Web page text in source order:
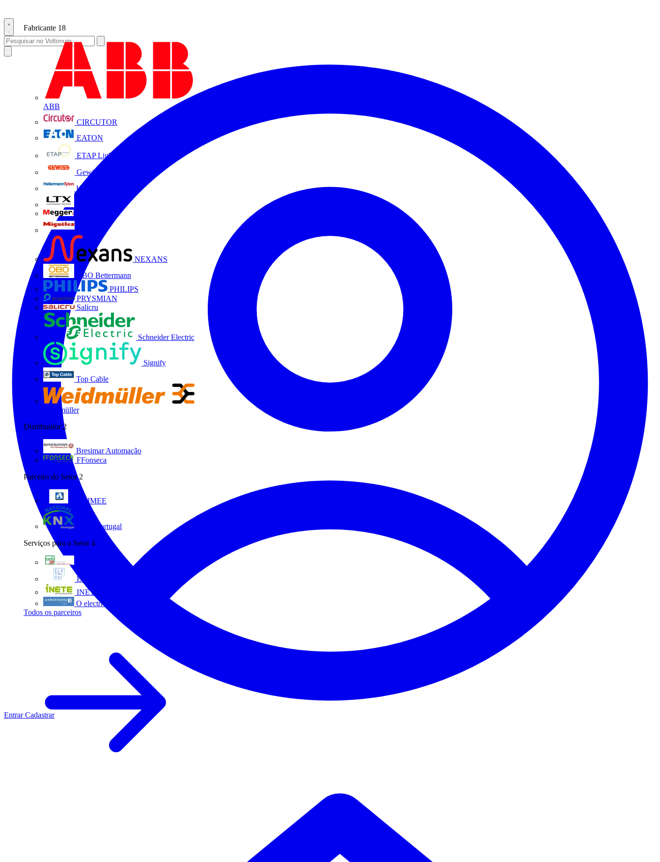
Fabricante 18
ABB
CIRCUTOR
EATON
ETAP Lighting
Gewiss
HellermannTyton
NEXANS
OBO Bettermann
PHILIPS
PRYSMIAN
Salicru
Schneider Electric
Signify
Top Cable
Weidmüller
Distribuidor 2
Bresimar Automação
FFonseca
Parceiro do Setor 2
ANIMEE
KNX Portugal
Serviços para o Setor 4
Eletrica
INETE
O electricista
Todos os parceiros
EntrarCadastrar